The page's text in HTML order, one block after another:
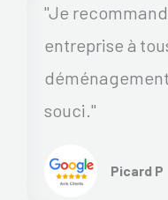
"Je
entreprise à
souci."
Picard P